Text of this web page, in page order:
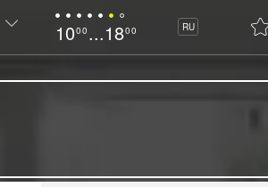
1000 ...1800 RU